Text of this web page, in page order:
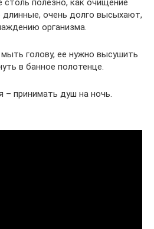
длинные, очень долго высыхают,
организма.
голову, ее нужно высушить
в банное полотенце.
принимать душ на ночь.